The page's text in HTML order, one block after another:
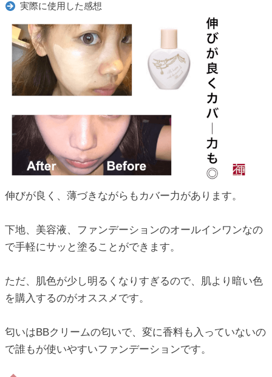
実際に使用した感想
伸びが良く、薄づきながらもカバー力があります。
下地、美容液、ファンデーションのオールインワンなの
で手軽にサッと塗ることができます。
ただ、肌色が少し明るくなりすぎるので、肌より暗い色
を購入するのがオススメです。
匂いはBBクリームの匂いで、変に香料も入っていないの
で誰もが使いやすいファンデーションです。